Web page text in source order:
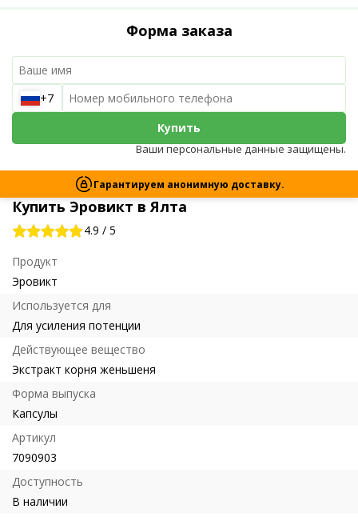
Купить Эровикт в Ялта
4.9 / 5
Продукт
Эровикт
Используется для
Для усиления потенции
Действующее вещество
Экстракт корня женьшеня
Форма выпуска
Капсулы
Артикул
7090903
Доступность
В наличии
Форма заказа
+7
Купить
Ваши персональные данные защищены.
Гарантируем анонимную доставку.